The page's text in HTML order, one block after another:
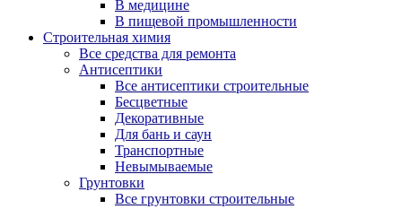
В медицине
В пищевой промышленности
Строительная химия
Все средства для ремонта
Антисептики
Все антисептики строительные
Бесцветные
Декоративные
Для бань и саун
Транспортные
Невымываемые
Грунтовки
Все грунтовки строительные